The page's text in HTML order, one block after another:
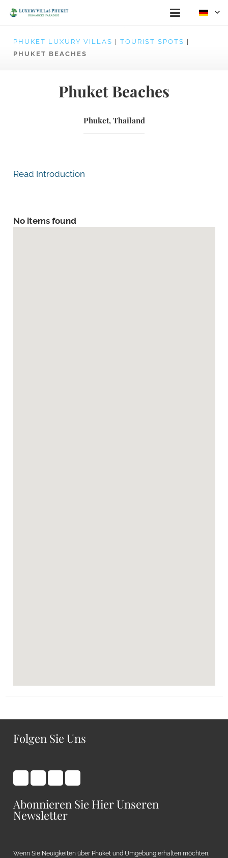
PHUKET LUXURY VILLAS TOURIST SPOTS
PHUKET BEACHES
Phuket Beaches
Phuket, Thailand
Read Introduction
No items found
Folgen Sie Uns
Abonnieren Sie Hier Unseren
Newsletter
Wenn Sie Neuigkeiten über Phuket und Umgebung erhalten möchten,